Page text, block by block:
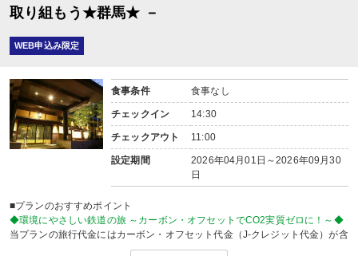
取り組もう★群馬★ －
WEB申込み限定
食事条件 食事なし
チェックイン 14:30
チェックアウト 11:00
設定期間
2026年04月01日～2026年09月30
日
■プランのおすすめポイント
◆環境にやさしい鉄道の旅 ～カーボン・オフセットでCO2実質ゼロに！～◆
当プランの旅行代金にはカーボン・オフセット代金（J-クレジット代金）が含
森林保全に役立てられます。